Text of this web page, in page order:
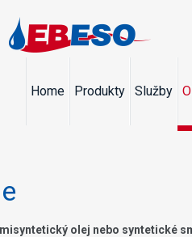
Home Produkty Služby
olej nebo syntetické